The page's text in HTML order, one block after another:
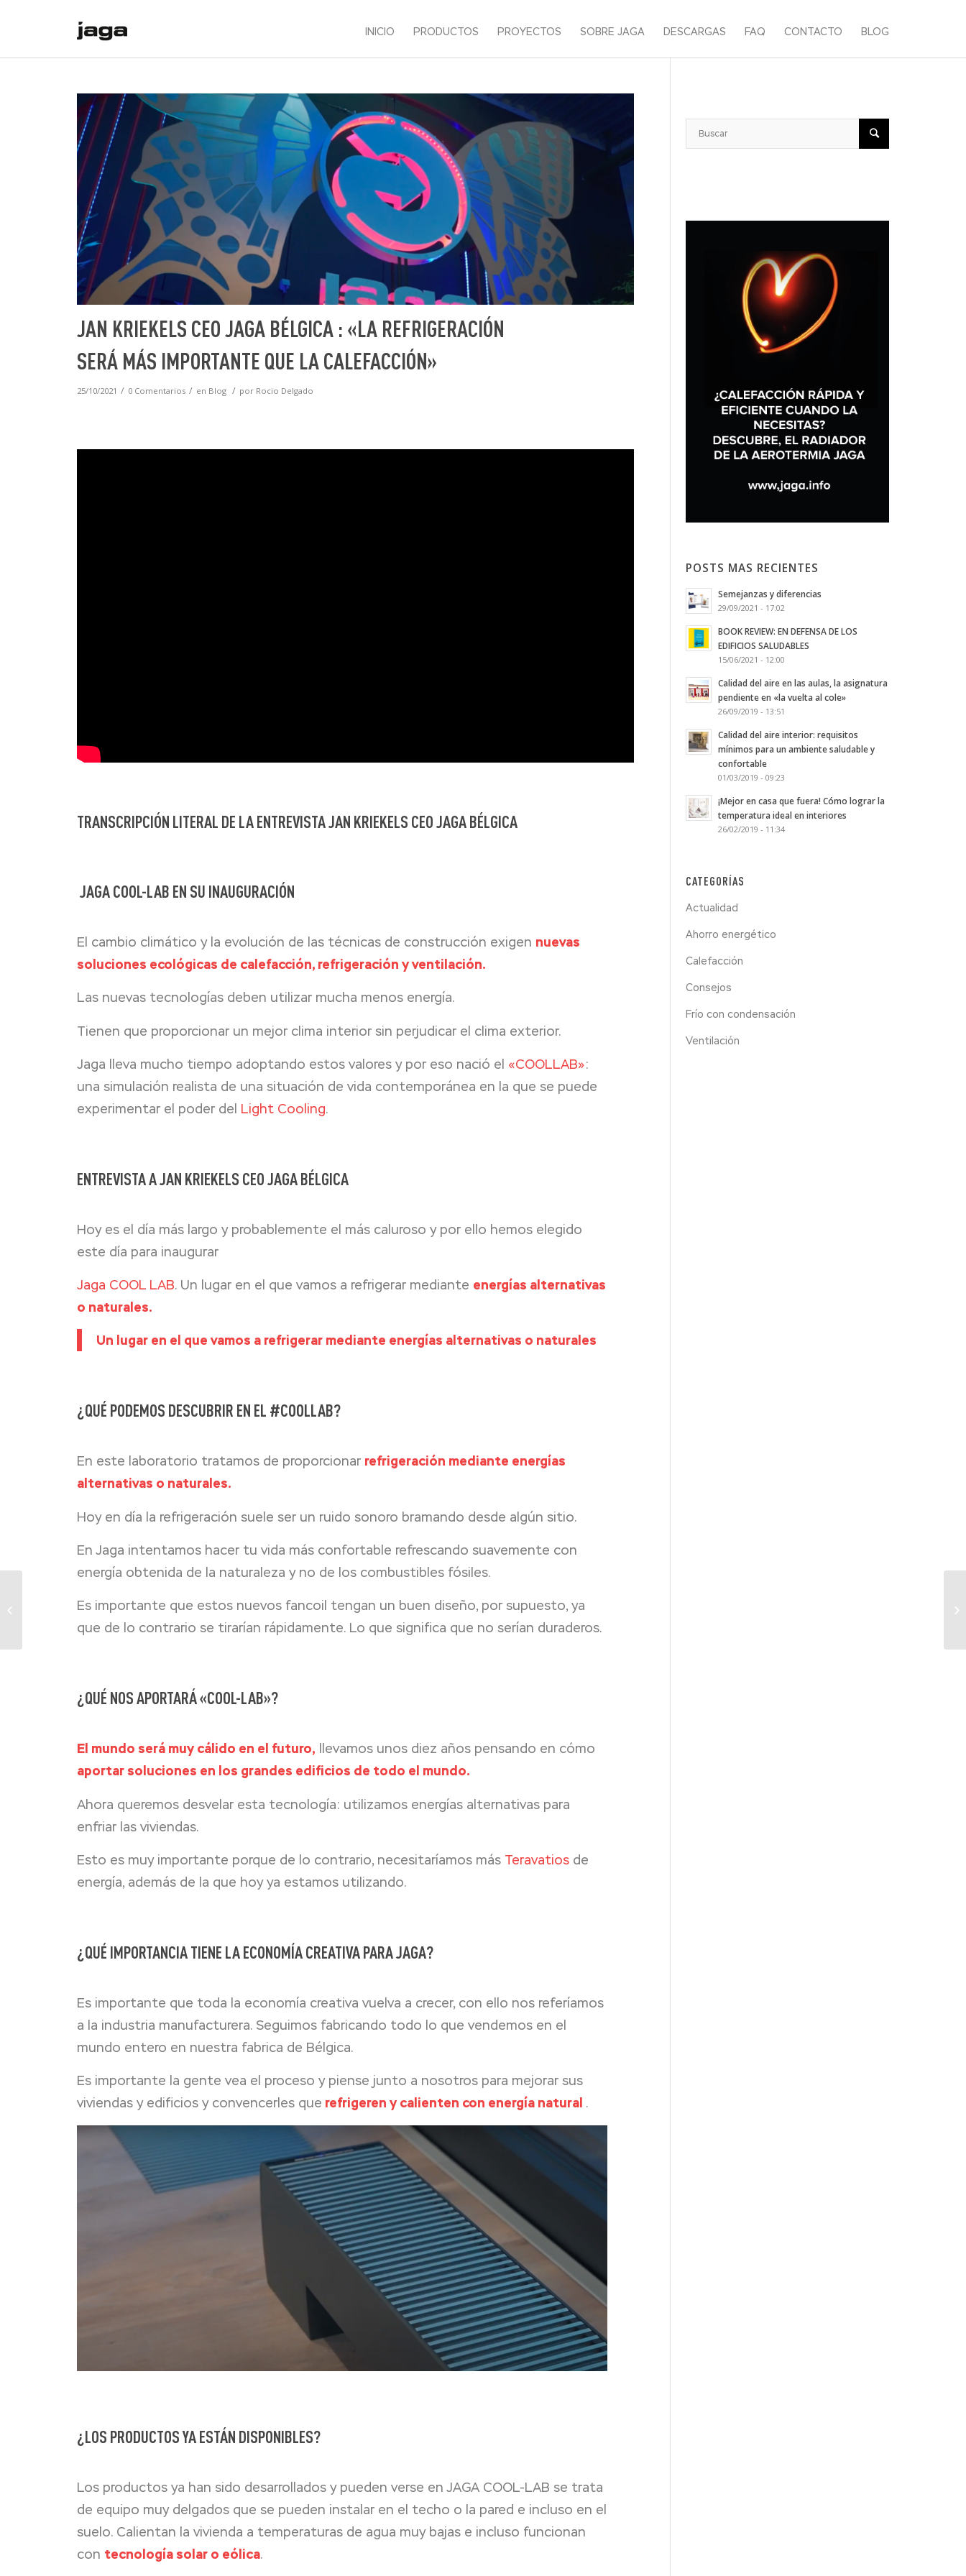
INICIO PRODUCTOS PROYECTOS SOBRE JAGA DESCARGAS FAQ CONTACTO BLOG
JAN KRIEKELS CEO JAGA BÉLGICA : «LA REFRIGERACIÓN
SERÁ MÁS IMPORTANTE QUE LA CALEFACCIÓN»
25/10/2021 / 0 Comentarios / en Blog / por Rocio Delgado
TRANSCRIPCIÓN LITERAL DE LA ENTREVISTA JAN KRIEKELS CEO JAGA BÉLGICA
JAGA COOL-LAB EN SU INAUGURACIÓN
El cambio climático y la evolución de las técnicas de construcción exigen nuevas
soluciones ecológicas de calefacción, refrigeración y ventilación.
Las nuevas tecnologías deben utilizar mucha menos energía.
Tienen que proporcionar un mejor clima interior sin perjudicar el clima exterior.
Jaga lleva mucho tiempo adoptando estos valores y por eso nació el «COOLLAB»:
una simulación realista de una situación de vida contemporánea en la que se puede
experimentar el poder del Light Cooling.
ENTREVISTA A JAN KRIEKELS CEO JAGA BÉLGICA
Hoy es el día más largo y probablemente el más caluroso y por ello hemos elegido
este día para inaugurar
Jaga COOL LAB. Un lugar en el que vamos a refrigerar mediante energías alternativas
o naturales.
Un lugar en el que vamos a refrigerar mediante energías alternativas o naturales
¿QUÉ PODEMOS DESCUBRIR EN EL #COOLLAB?
En este laboratorio tratamos de proporcionar refrigeración mediante energías
alternativas o naturales.
Hoy en día la refrigeración suele ser un ruido sonoro bramando desde algún sitio.
En Jaga intentamos hacer tu vida más confortable refrescando suavemente con
energía obtenida de la naturaleza y no de los combustibles fósiles.
Es importante que estos nuevos fancoil tengan un buen diseño, por supuesto, ya
que de lo contrario se tirarían rápidamente. Lo que significa que no serían duraderos.
¿QUÉ NOS APORTARÁ «COOL-LAB»?
El mundo será muy cálido en el futuro, llevamos unos diez años pensando en cómo
aportar soluciones en los grandes edificios de todo el mundo.
Ahora queremos desvelar esta tecnología: utilizamos energías alternativas para
enfriar las viviendas.
Esto es muy importante porque de lo contrario, necesitaríamos más Teravatios de
energía, además de la que hoy ya estamos utilizando.
¿QUÉ IMPORTANCIA TIENE LA ECONOMÍA CREATIVA PARA JAGA?
Es importante que toda la economía creativa vuelva a crecer, con ello nos referíamos
a la industria manufacturera. Seguimos fabricando todo lo que vendemos en el
mundo entero en nuestra fabrica de Bélgica.
Es importante la gente vea el proceso y piense junto a nosotros para mejorar sus
viviendas y edificios y convencerles que refrigeren y calienten con energía natural .
¿LOS PRODUCTOS YA ESTÁN DISPONIBLES?
Los productos ya han sido desarrollados y pueden verse en JAGA COOL-LAB se trata
de equipo muy delgados que se pueden instalar en el techo o la pared e incluso en el
suelo. Calientan la vivienda a temperaturas de agua muy bajas e incluso funcionan
con tecnología solar o eólica.
POSTS MAS RECIENTES
Semejanzas y diferencias
29/09/2021 - 17:02
BOOK REVIEW: EN DEFENSA DE LOS
EDIFICIOS SALUDABLES
15/06/2021 - 12:00
Calidad del aire en las aulas, la asignatura
pendiente en «la vuelta al cole»
26/09/2019 - 13:51
Calidad del aire interior: requisitos
mínimos para un ambiente saludable y
confortable
01/03/2019 - 09:23
¡Mejor en casa que fuera! Cómo lograr la
temperatura ideal en interiores
26/02/2019 - 11:34
CATEGORÍAS
Actualidad
Ahorro energético
Calefacción
Consejos
Frío con condensación
Ventilación
la ventilación
inteligente de Jaga